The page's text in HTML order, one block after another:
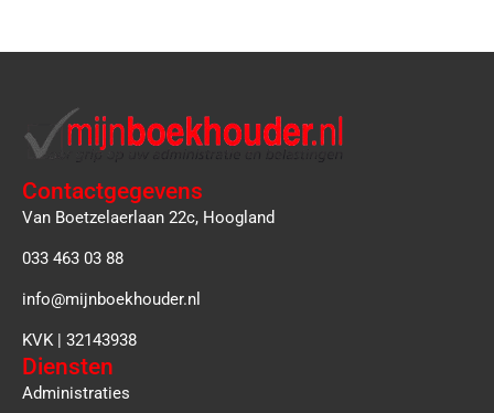
Contactgegevens
Van Boetzelaerlaan 22c, Hoogland
033 463 03 88
info@mijnboekhouder.nl
KVK | 32143938
Diensten
Administraties